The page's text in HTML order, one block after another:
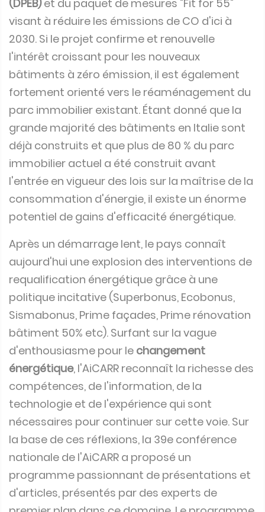
(DPEB)et du paquet de mesures "Fit for 55"
visant à réduire les émissions de CO d'ici à
2030. Si le projet confirme et renouvelle
l'intérêt croissant pour les nouveaux
bâtiments à zéro émission, il est également
fortement orienté vers le réaménagement du
parc immobilier existant. Étant donné que la
grande majorité des bâtiments en Italie sont
déjà construits et que plus de 80 % du parc
immobilier actuel a été construit avant
l'entrée en vigueur des lois sur la maîtrise de la
consommation d'énergie, il existe un énorme
potentiel de gains d'efficacité énergétique.
Après un démarrage lent, le pays connaît
aujourd'hui une explosion des interventions de
requalification énergétique grâce à une
politique incitative (Superbonus, Ecobonus,
Sismabonus, Prime façades, Prime rénovation
bâtiment 50% etc). Surfant sur la vague
d'enthousiasme pour le changement
énergétique, l'AiCARR reconnaît la richesse des
compétences, de l'information, de la
technologie et de l'expérience qui sont
nécessaires pour continuer sur cette voie. Sur
la base de ces réflexions, la 39e conférence
nationale de l'AiCARR a proposé un
programme passionnant de présentations et
d'articles, présentés par des experts de